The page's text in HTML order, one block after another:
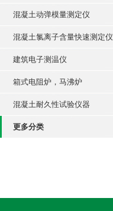
混凝土动弹模量测定仪
混凝土氯离子含量快速测定仪
建筑电子测温仪
箱式电阻炉，马沸炉
混凝土耐久性试验仪器
更多分类